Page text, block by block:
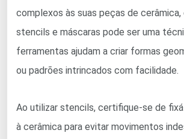
complexos às suas peças de cerâmica,
stencils e máscaras pode ser uma
ferramentas ajudam a criar formas
ou padrões intrincados com facilidade.
Ao utilizar stencils, certifique-se de
à cerâmica para evitar movimentos